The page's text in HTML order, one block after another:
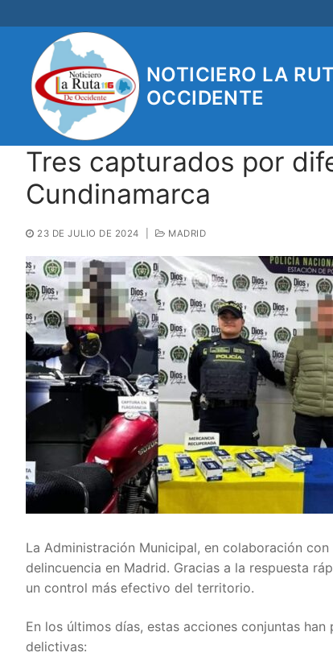
al
contenido
NOTICIERO LA
OCCIDENTE
Tres capturados por
Cundinamarca
23 DE JULIO DE 2024 MADRID
La Administración Municipal, en colaboración
delincuencia en Madrid. Gracias a la respuesta
un control más efectivo del territorio.
En los últimos días, estas acciones conjuntas
delictivas: